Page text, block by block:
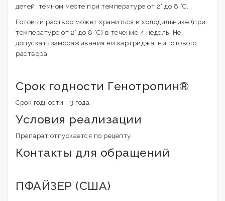
детей, темном месте при температуре от 2° до 8 °C.
Готовый раствор может храниться в холодильнике (при
температуре от 2° до 8 °C) в течение 4 недель. Не
допускать замораживания ни картриджа, ни готового
раствора.
Срок годности Генотропин®
Срок годности - 3 года.
Условия реализации
Препарат отпускается по рецепту.
Контакты для обращений
ПФАЙЗЕР (США)